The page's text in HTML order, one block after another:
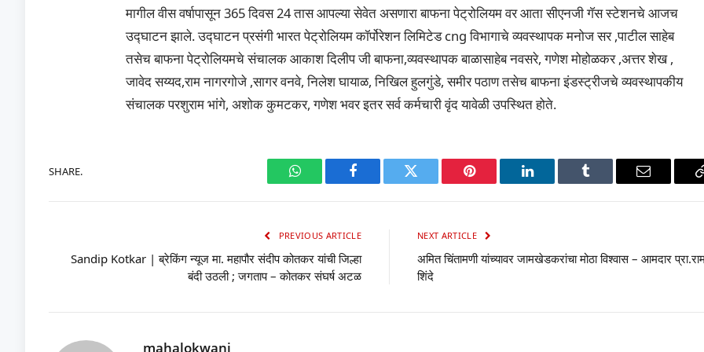
मागील वीस वर्षापासून 365 दिवस 24 तास आपल्या सेवेत असणारा बाफना पेट्रोलियम वर आता सीएनजी गॅस स्टेशनचे आजच
उद्घाटन झाले. उद्घाटन प्रसंगी भारत पेट्रोलियम कॉर्पोरेशन लिमिटेड cng विभागाचे व्यवस्थापक मनोज सर ,पाटील साहेब
तसेच बाफना पेट्रोलियमचे संचालक आकाश दिलीप जी बाफना,व्यवस्थापक बाळासाहेब नवसरे, गणेश मोहोळकर ,अत्तर शेख ,
जावेद सय्यद,राम नागरगोजे ,सागर वनवे, निलेश घायाळ, निखिल हुलगुंडे, समीर पठाण तसेच बाफना इंडस्ट्रीजचे व्यवस्थापकीय
संचालक परशुराम भांगे, अशोक कुमटकर, गणेश भवर इतर सर्व कर्मचारी वृंद यावेळी उपस्थित होते.
SHARE.
WhatsAppFacebook Twitter Pinterest LinkedIn Tumblr Email
PREVIOUS ARTICLE
Sandip Kotkar | ब्रेकिंग न्यूज मा. महापौर संदीप कोतकर यांची जिल्हा
बंदी उठली ; जगताप – कोतकर संघर्ष अटळ
NEXT ARTICLE
अमित चिंतामणी यांच्यावर जामखेडकरांचा मोठा विश्वास – आमदार
शिंदे
mahalokwani